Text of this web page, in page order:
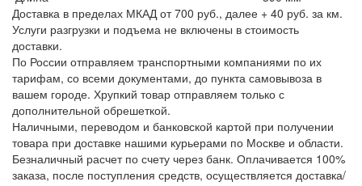
Доставка в пределах МКАД от 700 руб., далее + 40 руб. за км.
Услуги разгрузки и подъема не включены в стоимость
доставки.
По России отправляем транспортными компаниями по их
тарифам, со всеми документами, до пункта самовывоза в
вашем городе. Хрупкий товар отправляем только с
дополнительной обрешеткой.
Наличными, переводом и банковской картой при получении
товара при доставке нашими курьерами по Москве и области.
Безналичный расчет по счету через банк. Оплачивается 100%
заказа, после поступления средств, осуществляется доставка/